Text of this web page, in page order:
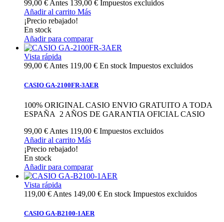
99,00 € Antes 139,00 € Impuestos excluidos
Añadir al carrito Más
¡Precio rebajado!
En stock
Añadir para comparar
Vista rápida
99,00 € Antes 119,00 € En stock Impuestos excluidos
CASIO GA-2100FR-3AER
100% ORIGINAL CASIO ENVIO GRATUITO A TODA
ESPAÑA 2 AÑOS DE GARANTIA OFICIAL CASIO
99,00 € Antes 119,00 € Impuestos excluidos
Añadir al carrito Más
¡Precio rebajado!
En stock
Añadir para comparar
Vista rápida
119,00 € Antes 149,00 € En stock Impuestos excluidos
CASIO GA-B2100-1AER